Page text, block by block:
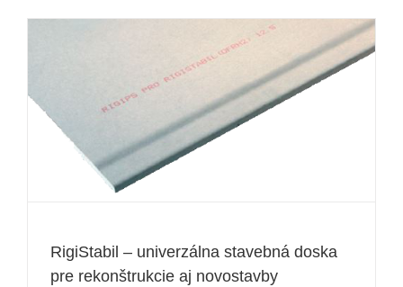
RigiStabil – univerzálna stavebná doska
pre rekonštrukcie aj novostavby